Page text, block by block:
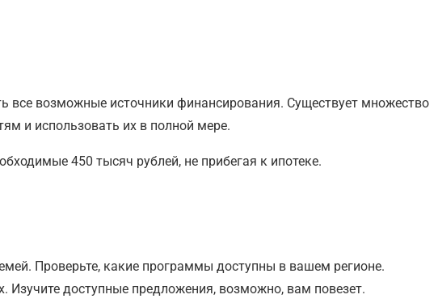
все возможные источники финансирования. Существует множество
и использовать их в полной мере.
450 тысяч рублей, не прибегая к ипотеке.
Проверьте, какие программы доступны в вашем регионе.
доступные предложения, возможно, вам повезет.